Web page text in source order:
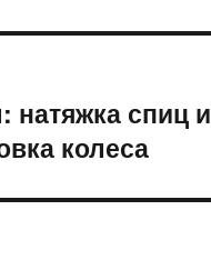
натяжка спиц и
колеса